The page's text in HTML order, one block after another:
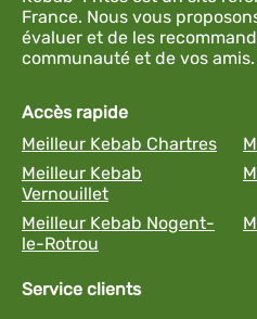
France. Nous vous
évaluer et de les
communauté et de vos amis.
Accès rapide
Meilleur Kebab Chartres
Meilleur Kebab
Vernouillet
Meilleur Kebab Nogent-
le-Rotrou
Service clients